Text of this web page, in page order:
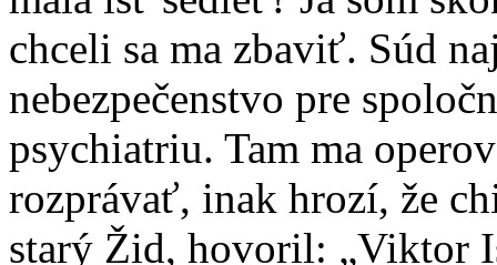
chceli sa ma zbaviť. Súd
nebezpečenstvo pre
psychiatriu. Tam ma
rozprávať, inak hrozí, že
starý Žid, hovoril: „Viktor